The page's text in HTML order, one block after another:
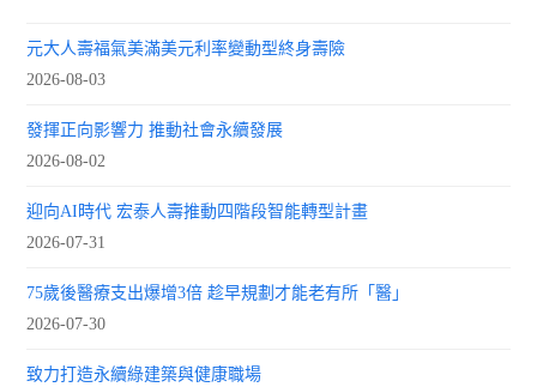
元大人壽福氣美滿美元利率變動型終身壽險
2026-08-03
發揮正向影響力 推動社會永續發展
2026-08-02
迎向AI時代 宏泰人壽推動四階段智能轉型計畫
2026-07-31
75歲後醫療支出爆增3倍 趁早規劃才能老有所「醫」
2026-07-30
致力打造永續綠建築與健康職場